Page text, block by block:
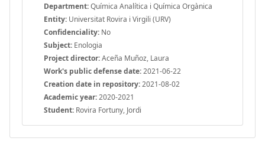
Department:Química Analítica i Química Orgànica
Entity: Universitat Rovira i Virgili (URV)
Confidenciality: No
Subject: Enologia
Project director:Aceña Muñoz, Laura
Work's public defense date:2021-06-22
Creation date in repository:2021-08-02
Academic year:2020-2021
Student: Rovira Fortuny, Jordi